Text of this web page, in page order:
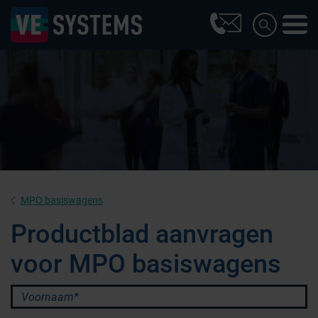
MPO basiswagens
Productblad aanvragen
voor MPO basiswagens
Voornaam*
Farmaceutische industrie